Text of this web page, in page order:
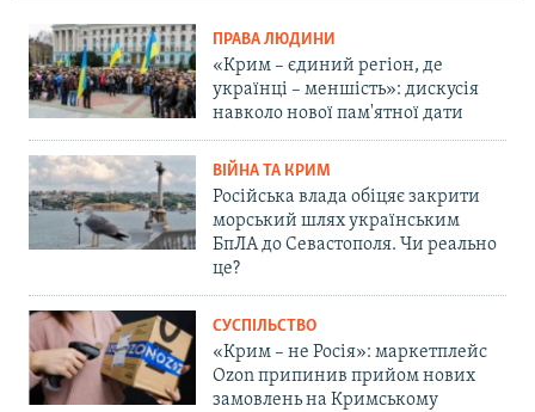
ПРАВА ЛЮДИНИ
«Крим – єдиний регіон, де
українці – меншість»: дискусія
навколо нової пам'ятної дати
ВІЙНА ТА КРИМ
Російська влада обіцяє закрити
морський шлях українським
БпЛА до Севастополя. Чи реально
це?
СУСПІЛЬСТВО
«Крим – не Росія»: маркетплейс
Ozon припинив прийом нових
замовлень на Кримському